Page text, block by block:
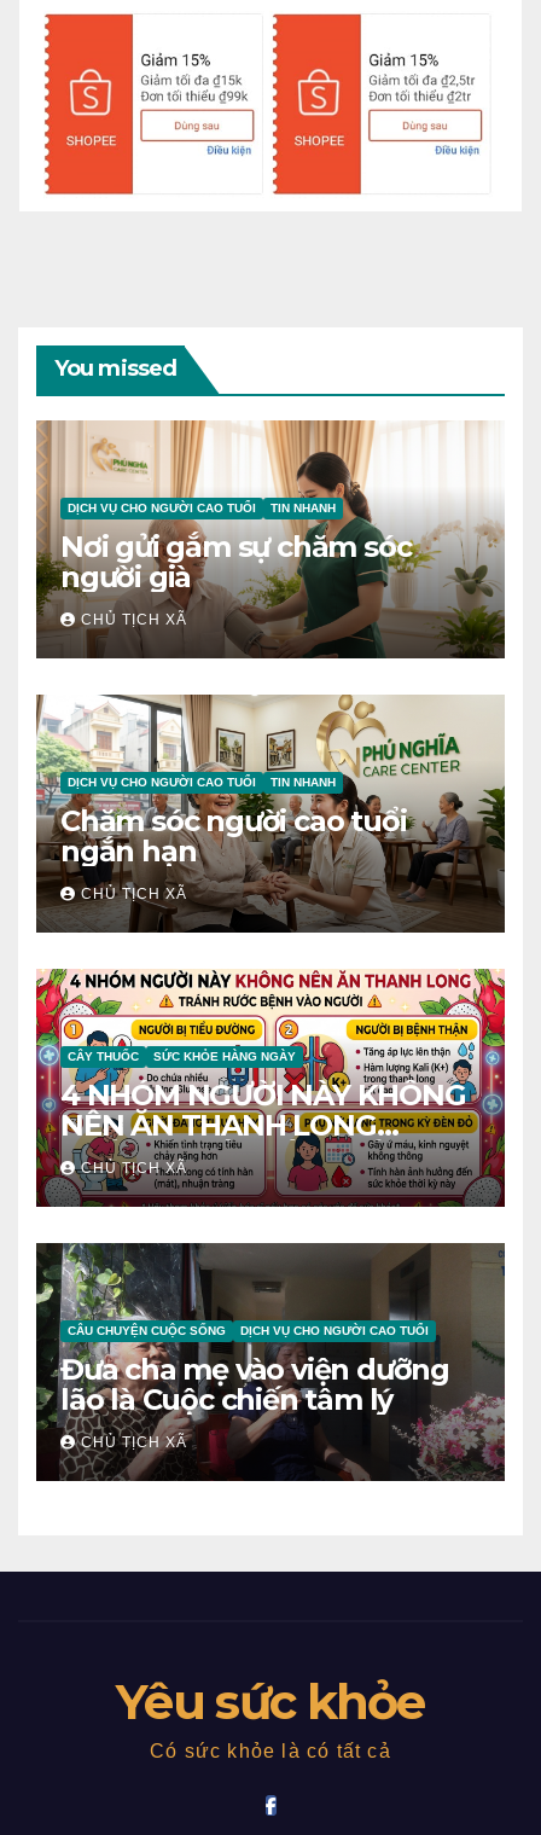
You missed
DỊCH VỤ CHO NGƯỜI CAO TUỔI TIN NHANH
Nơi gửi gắm sự chăm sóc
người già
CHỦ TỊCH XÃ
DỊCH VỤ CHO NGƯỜI CAO TUỔI TIN NHANH
Chăm sóc người cao tuổi
ngắn hạn
CHỦ TỊCH XÃ
CÂY THUỐC SỨC KHỎE HÀNG NGÀY
4 NHÓM NGƯỜI NÀY KHÔNG
NÊN ĂN THANH LONG
TRÁNH RƯỚC BỆNH VÀO
NGƯỜI
CHỦ TỊCH XÃ
CÂU CHUYỆN CUỘC SỐNG DỊCH VỤ CHO NGƯỜI CAO TUỔI
Đưa cha mẹ vào viện dưỡng
lão là Cuộc chiến tâm lý
CHỦ TỊCH XÃ
Yêu sức khỏe
Có sức khỏe là có tất cả